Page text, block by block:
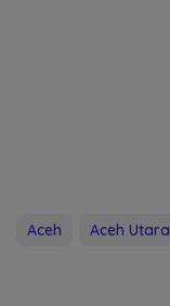
Aceh Aceh Utara